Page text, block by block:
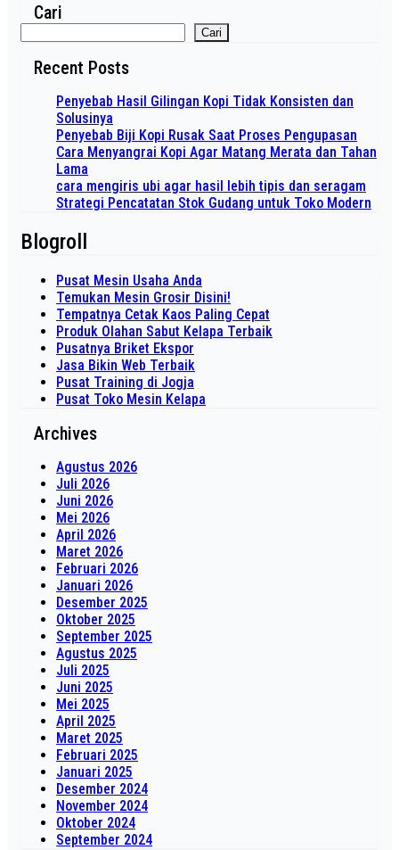
Cari
Cari
Recent Posts
Penyebab Hasil Gilingan Kopi Tidak Konsisten dan
Solusinya
Penyebab Biji Kopi Rusak Saat Proses Pengupasan
Cara Menyangrai Kopi Agar Matang Merata dan Tahan
Lama
cara mengiris ubi agar hasil lebih tipis dan seragam
Strategi Pencatatan Stok Gudang untuk Toko Modern
Blogroll
Pusat Mesin Usaha Anda
Temukan Mesin Grosir Disini!
Tempatnya Cetak Kaos Paling Cepat
Produk Olahan Sabut Kelapa Terbaik
Pusatnya Briket Ekspor
Jasa Bikin Web Terbaik
Pusat Training di Jogja
Pusat Toko Mesin Kelapa
Archives
Agustus 2026
Juli 2026
Juni 2026
Mei 2026
April 2026
Maret 2026
Februari 2026
Januari 2026
Desember 2025
Oktober 2025
September 2025
Agustus 2025
Juli 2025
Juni 2025
Mei 2025
April 2025
Maret 2025
Februari 2025
Januari 2025
Desember 2024
November 2024
Oktober 2024
September 2024